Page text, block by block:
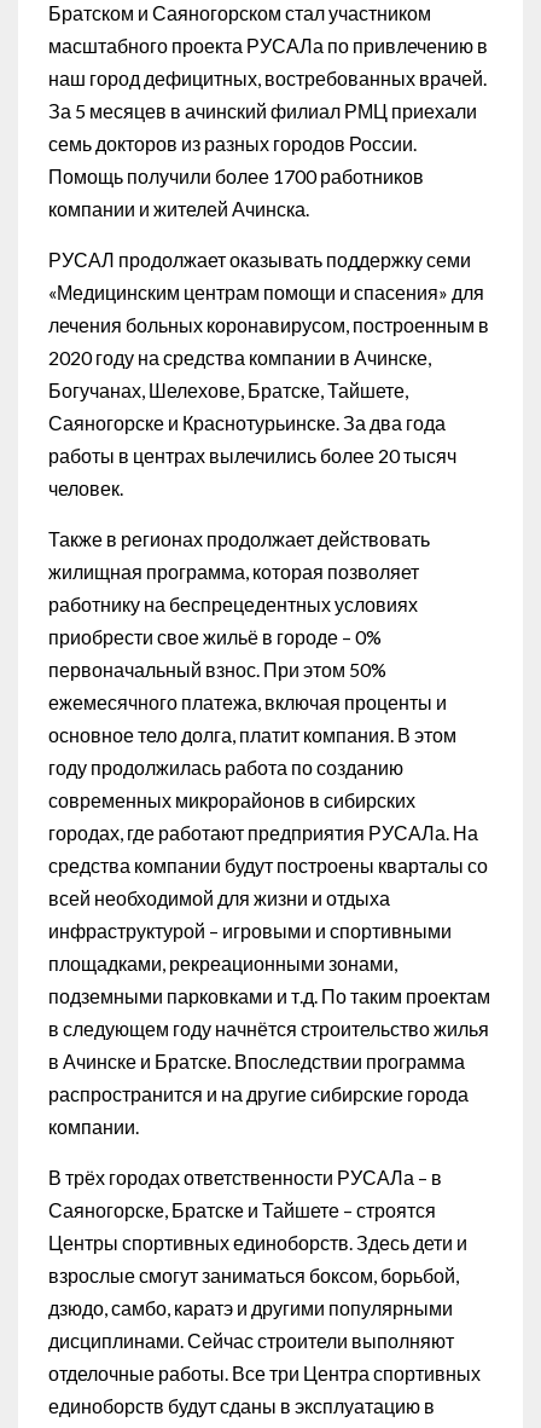
Братском и Саяногорском стал участником
масштабного проекта РУСАЛа по привлечению в
наш город дефицитных, востребованных врачей.
За 5 месяцев в ачинский филиал РМЦ приехали
семь докторов из разных городов России.
Помощь получили более 1700 работников
компании и жителей Ачинска.
РУСАЛ продолжает оказывать поддержку семи
«Медицинским центрам помощи и спасения» для
лечения больных коронавирусом, построенным в
2020 году на средства компании в Ачинске,
Богучанах, Шелехове, Братске, Тайшете,
Саяногорске и Краснотурьинске. За два года
работы в центрах вылечились более 20 тысяч
человек.
Также в регионах продолжает действовать
жилищная программа, которая позволяет
работнику на беспрецедентных условиях
приобрести свое жильё в городе – 0%
первоначальный взнос. При этом 50%
ежемесячного платежа, включая проценты и
основное тело долга, платит компания. В этом
году продолжилась работа по созданию
современных микрорайонов в сибирских
городах, где работают предприятия РУСАЛа. На
средства компании будут построены кварталы со
всей необходимой для жизни и отдыха
инфраструктурой – игровыми и спортивными
площадками, рекреационными зонами,
подземными парковками и т.д. По таким проектам
в следующем году начнётся строительство жилья
в Ачинске и Братске. Впоследствии программа
распространится и на другие сибирские города
компании.
В трёх городах ответственности РУСАЛа – в
Саяногорске, Братске и Тайшете – строятся
Центры спортивных единоборств. Здесь дети и
взрослые смогут заниматься боксом, борьбой,
дзюдо, самбо, каратэ и другими популярными
дисциплинами. Сейчас строители выполняют
отделочные работы. Все три Центра спортивных
единоборств будут сданы в эксплуатацию в